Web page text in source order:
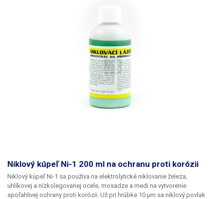
Niklový kúpeľ Ni-1 200 ml na ochranu proti korózii
Niklový kúpeľ Ni-1 sa používa na elektrolytické niklovanie železa,
uhlíkovej a nízkolegovanej ocele, mosadze a medi na vytvorenie
spoľahlivej ochrany proti korózii. Už pri hrúbke 10 μm sa niklový povlak